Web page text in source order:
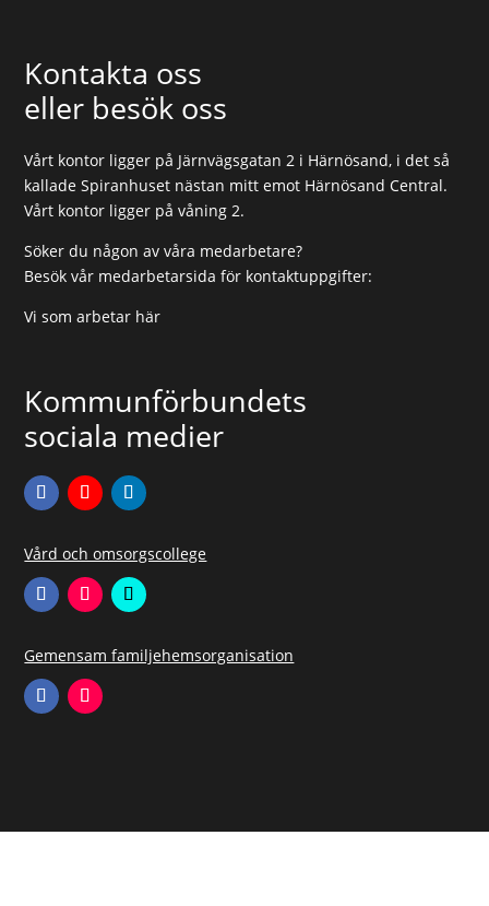
Kontakta oss
eller besök oss
Vårt kontor ligger på Järnvägsgatan 2 i Härnösand, i det så
kallade Spiranhuset nästan mitt emot Härnösand Central.
Vårt kontor ligger på våning 2.
Söker du någon av våra medarbetare?
Besök vår medarbetarsida för kontaktuppgifter:
Vi som arbetar här
Kommunförbundets
sociala medier
Vård och omsorgscollege
Gemensam familjehemsorganisation